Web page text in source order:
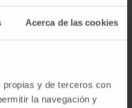
Acerca de las cookies
y de terceros con
la navegación y